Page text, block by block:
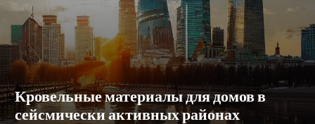
Кровельные материалы для домов в
сейсмически активных районах